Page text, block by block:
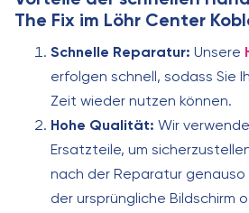
The Fix im Löhr Center
Schnelle Reparatur: Unsere
erfolgen schnell, sodass Sie
Zeit wieder nutzen können.
Hohe Qualität: Wir
Ersatzteile, um
nach der Reparatur
der ursprüngliche Bildschirm